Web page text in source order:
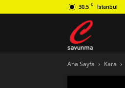
30.5 C İstanbul
Ana Sayfa Kara